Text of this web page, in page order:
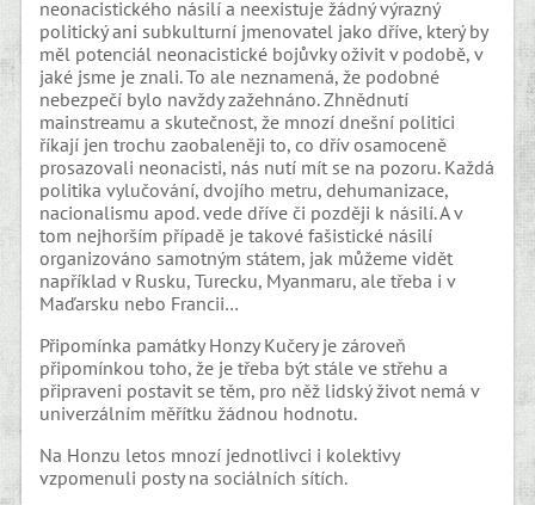
neonacistického násilí a neexistuje žádný výrazný
politický ani subkulturní jmenovatel jako dříve, který by
měl potenciál neonacistické bojůvky oživit v podobě, v
jaké jsme je znali. To ale neznamená, že podobné
nebezpečí bylo navždy zažehnáno. Zhnědnutí
mainstreamu a skutečnost, že mnozí dnešní politici
říkají jen trochu zaobaleněji to, co dřív osamoceně
prosazovali neonacisti, nás nutí mít se na pozoru. Každá
politika vylučování, dvojího metru, dehumanizace,
nacionalismu apod. vede dříve či později k násilí. A v
tom nejhorším případě je takové fašistické násilí
organizováno samotným státem, jak můžeme vidět
například v Rusku, Turecku, Myanmaru, ale třeba i v
Maďarsku nebo Francii…
Připomínka památky Honzy Kučery je zároveň
připomínkou toho, že je třeba být stále ve střehu a
připraveni postavit se těm, pro něž lidský život nemá v
univerzálním měřítku žádnou hodnotu.
Na Honzu letos mnozí jednotlivci i kolektivy
vzpomenuli posty na sociálních sítích.